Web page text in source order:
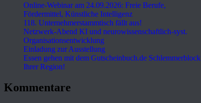
Online-Webinar am 24.09.2026: Freie Berufe,
Fördermittel, Künstliche Intelligenz
118. Unternehmerstammtisch fällt aus!
Netzwerk-Abend KI und neurowissenschaftlich-syst.
Organisationsentwicklung
Einladung zur Ausstellung
Essen gehen mit dem Gutscheinbuch.de Schlemmerblock
Ihrer Region!
Kommentare